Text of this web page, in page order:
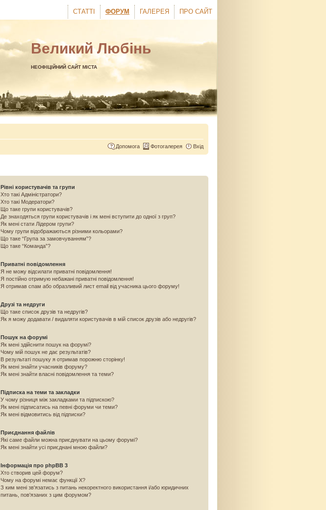
ПРО САЙТ
ГАЛЕРЕЯ
ФОРУМ
СТАТТІ
Великий Любінь
НЕОФІЦІЙНИЙ САЙТ МІСТА
Допомога Фотогалерея Вхід
Рівні користувачів та групи
Хто такі Адміністратори?
Хто такі Модератори?
Що таке групи користувачів?
Де знаходяться групи користувачів і як мені вступити до одної з груп?
Як мені стати Лідером групи?
Чому групи відображаються різними кольорами?
Що таке “Група за замовчуванням”?
Що таке “Команда”?
Приватні повідомлення
Я не можу відсилати приватні повідомлення!
Я постійно отримую небажані приватні повідомлення!
Я отримав спам або образливий лист email від учасника цього форуму!
Друзі та недруги
Що таке список друзів та недругів?
Як я можу додавати / видаляти користувачів в мій список друзів або недругів?
Пошук на форумі
Як мені здійснити пошук на форумі?
Чому мій пошук не дає результатів?
В результаті пошуку я отримав порожню сторінку!
Як мені знайти учасників форуму?
Як мені знайти власні повідомлення та теми?
Підписка на теми та закладки
У чому різниця між закладками та підпискою?
Як мені підписатись на певні форуми чи теми?
Як мені відмовитись від підписки?
Приєднання файлів
Які саме файли можна приєднувати на цьому форумі?
Як мені знайти усі приєднані мною файли?
Інформація про phpBB 3
Хто створив цей форум?
Чому на форумі немає функції X?
З ким мені зв'язатись з питань некоректного використання і/або юридичних
питань, пов'язаних з цим форумом?